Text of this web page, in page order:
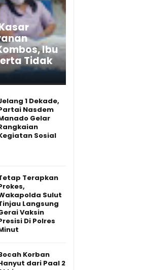
Ibu
Tidak
1 Dekade,
Nasdem
Gelar
Sosial
Terapkan
Sulut
Langsung
Vaksin
Di Polres
Korban
dari Paal 2